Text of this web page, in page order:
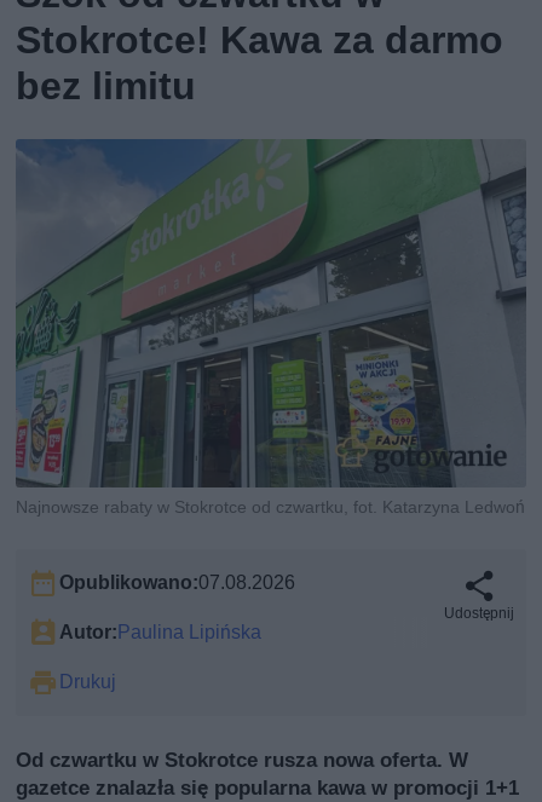
Stokrotce! Kawa za darmo
bez limitu
Najnowsze rabaty w Stokrotce od czwartku, fot. Katarzyna Ledwoń
Opublikowano:07.08.2026
Autor:Paulina Lipińska
Drukuj
Udostępnij
Od czwartku w Stokrotce rusza nowa oferta. W
gazetce znalazła się popularna kawa w promocji 1+1